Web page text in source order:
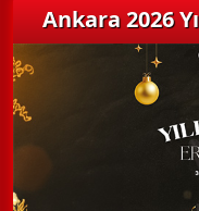
Ankara 2026